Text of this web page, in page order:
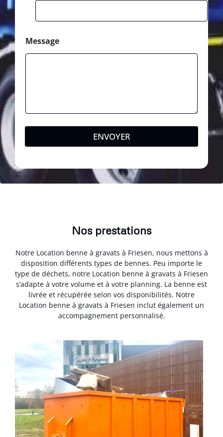
Message
ENVOYER
Nos prestations
Notre Location benne à gravats à Friesen, nous mettons à
disposition différents types de bennes. Peu importe le
type de déchets, notre Location benne à gravats à Friesen
s’adapte à votre volume et à votre planning. La benne est
livrée et récupérée selon vos disponibilités. Notre
Location benne à gravats à Friesen inclut également un
accompagnement personnalisé.